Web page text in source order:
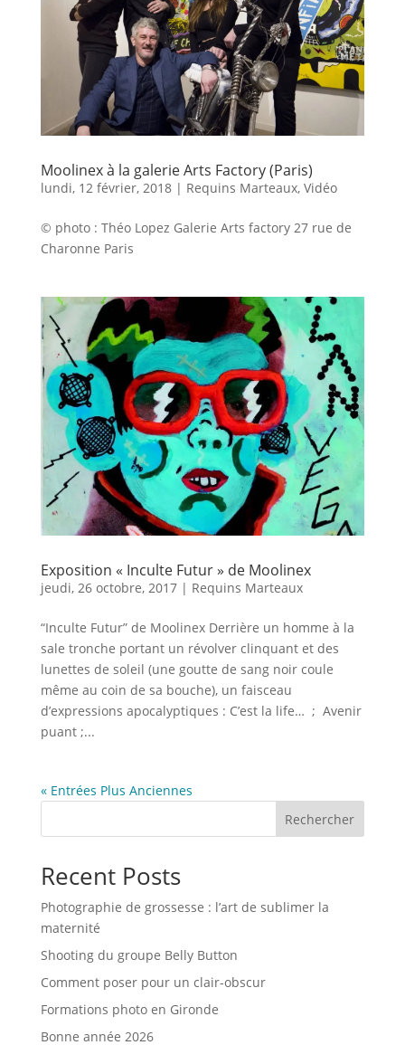
Moolinex à la galerie Arts Factory (Paris)
lundi, 12 février, 2018| Requins Marteaux, Vidéo
© photo : Théo Lopez Galerie Arts factory 27 rue de
Charonne Paris
Exposition « Inculte Futur » de Moolinex
jeudi, 26 octobre, 2017| Requins Marteaux
“Inculte Futur” de Moolinex Derrière un homme à la
sale tronche portant un révolver clinquant et des
lunettes de soleil (une goutte de sang noir coule
même au coin de sa bouche), un faisceau
d’expressions apocalyptiques : C’est la life… ; Avenir
puant ;...
« Entrées Plus Anciennes
Rechercher
Recent Posts
Photographie de grossesse : l’art de sublimer la
maternité
Shooting du groupe Belly Button
Comment poser pour un clair-obscur
Formations photo en Gironde
Bonne année 2026